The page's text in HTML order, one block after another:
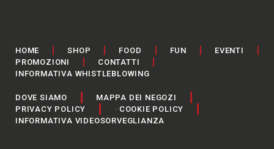
HOME SHOP FOOD FUN
EVENTI
PROMOZIONI
CONTATTI
INFORMATIVA WHISTLEBLOWING
DOVE SIAMO
MAPPA DEI NEGOZI
PRIVACY POLICY
COOKIE POLICY
INFORMATIVA VIDEOSORVEGLIANZA